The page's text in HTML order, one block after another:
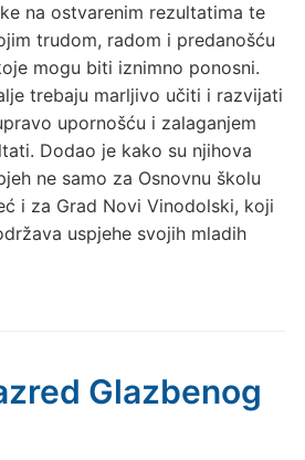
na ostvarenim rezultatima te
trudom, radom i predanošću
mogu biti iznimno ponosni.
trebaju marljivo učiti i razvijati
upornošću i zalaganjem
Dodao je kako su njihova
ne samo za Osnovnu školu
i za Grad Novi Vinodolski, koji
uspjehe svojih mladih
Glazbenog